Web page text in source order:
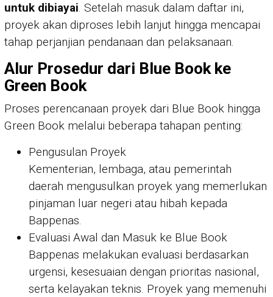
untuk dibiayai. Setelah masuk dalam daftar ini,
proyek akan diproses lebih lanjut hingga mencapai
tahap perjanjian pendanaan dan pelaksanaan.
Alur Prosedur dari Blue Book ke
Green Book
Proses perencanaan proyek dari Blue Book hingga
Green Book melalui beberapa tahapan penting:
Pengusulan Proyek
Kementerian, lembaga, atau pemerintah
daerah mengusulkan proyek yang memerlukan
pinjaman luar negeri atau hibah kepada
Bappenas.
Evaluasi Awal dan Masuk ke Blue Book
Bappenas melakukan evaluasi berdasarkan
urgensi, kesesuaian dengan prioritas nasional,
serta kelayakan teknis. Proyek yang memenuhi